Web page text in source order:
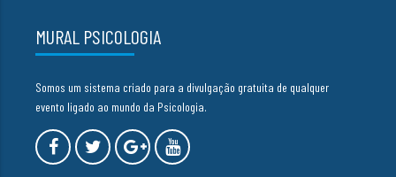
MURAL PSICOLOGIA
Somos um sistema criado para a divulgação gratuita de qualquer
evento ligado ao mundo da Psicologia.